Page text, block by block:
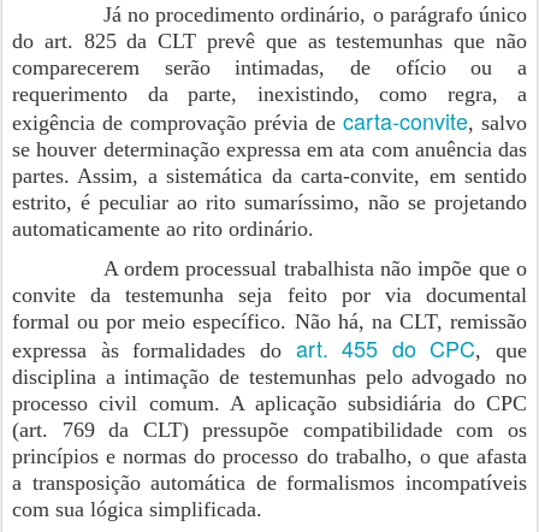
Já no procedimento ordinário, o parágrafo único
do art. 825 da CLT prevê que as testemunhas que não
comparecerem serão intimadas, de ofício ou a
requerimento da parte, inexistindo, como regra, a
exigência de comprovação prévia de carta-convite, salvo
se houver determinação expressa em ata com anuência das
partes. Assim, a sistemática da carta-convite, em sentido
estrito, é peculiar ao rito sumaríssimo, não se projetando
automaticamente ao rito ordinário.
A ordem processual trabalhista não impõe que o
convite da testemunha seja feito por via documental
formal ou por meio específico. Não há, na CLT, remissão
expressa às formalidades do art. 455 do CPC, que
disciplina a intimação de testemunhas pelo advogado no
processo civil comum. A aplicação subsidiária do CPC
(art. 769 da CLT) pressupõe compatibilidade com os
princípios e normas do processo do trabalho, o que afasta
a transposição automática de formalismos incompatíveis
com sua lógica simplificada.